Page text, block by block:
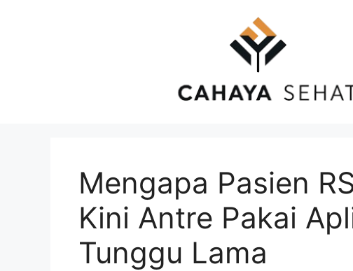
Mengapa Pasien
Kini Antre Pakai
Tunggu Lama